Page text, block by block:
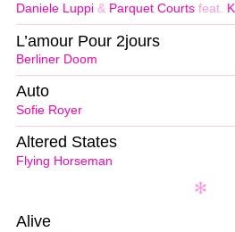
Daniele Luppi & Parquet Courts feat.
Berliner Doom
L’amour Pour 2jours
Sofie Royer
Auto
Flying Horseman
Altered States
Alive